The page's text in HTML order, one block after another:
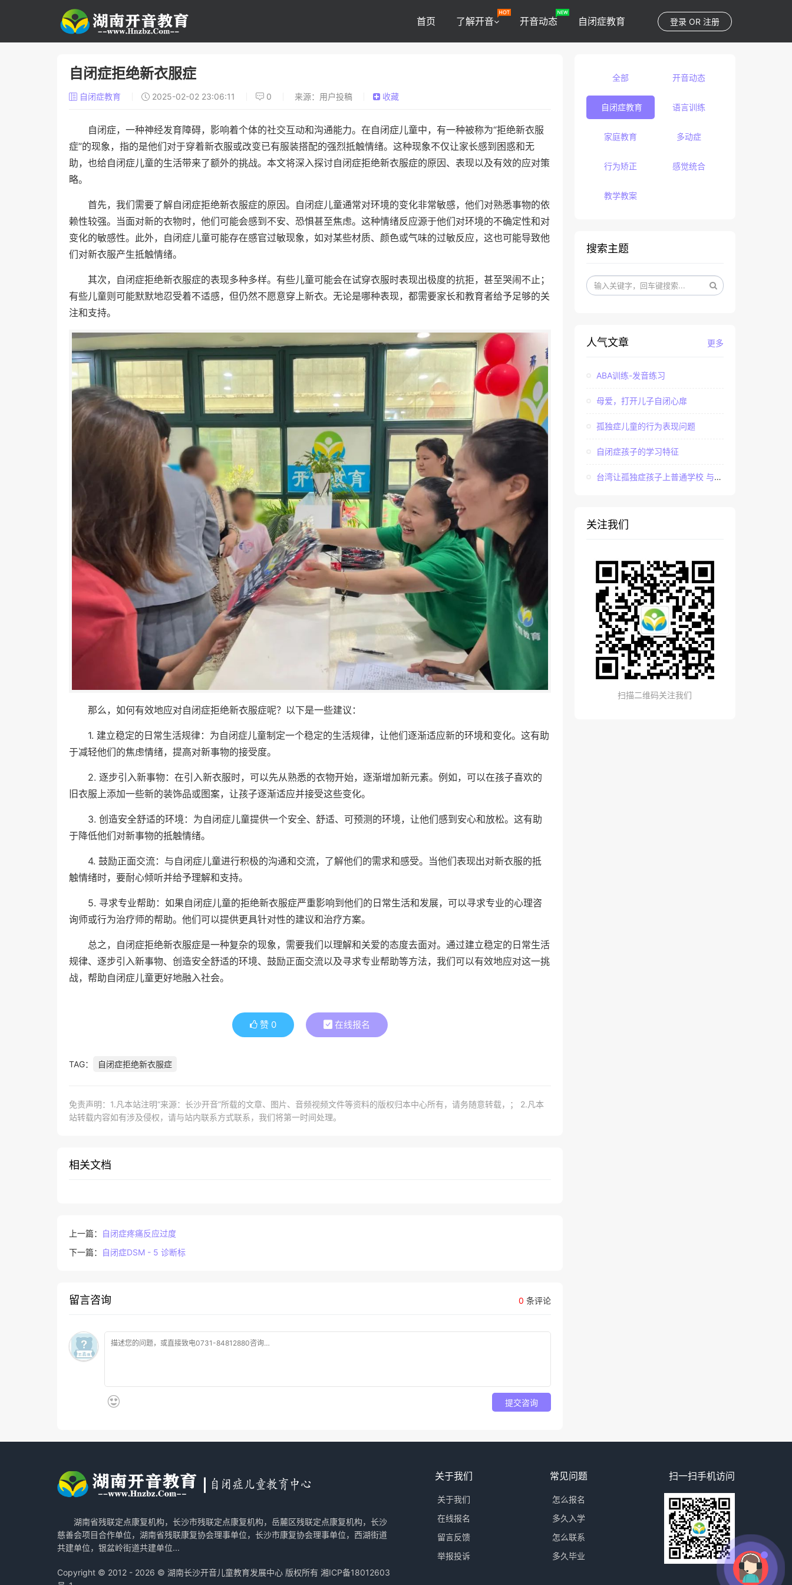
登录 OR 注册
首页 了解开音 开音动态 自闭症教育
自闭症拒绝新衣服症
自闭症教育 2025-02-02 23:06:11 0 来源：用户投稿 收藏
自闭症，一种神经发育障碍，影响着个体的社交互动和沟通能力。在自闭症儿童中，有一种被称为“拒绝新衣服
症”的现象，指的是他们对于穿着新衣服或改变已有服装搭配的强烈抵触情绪。这种现象不仅让家长感到困惑和无
助，也给自闭症儿童的生活带来了额外的挑战。本文将深入探讨自闭症拒绝新衣服症的原因、表现以及有效的应对策
略。
首先，我们需要了解自闭症拒绝新衣服症的原因。自闭症儿童通常对环境的变化非常敏感，他们对熟悉事物的依
赖性较强。当面对新的衣物时，他们可能会感到不安、恐惧甚至焦虑。这种情绪反应源于他们对环境的不确定性和对
变化的敏感性。此外，自闭症儿童可能存在感官过敏现象，如对某些材质、颜色或气味的过敏反应，这也可能导致他
们对新衣服产生抵触情绪。
其次，自闭症拒绝新衣服症的表现多种多样。有些儿童可能会在试穿衣服时表现出极度的抗拒，甚至哭闹不止；
有些儿童则可能默默地忍受着不适感，但仍然不愿意穿上新衣。无论是哪种表现，都需要家长和教育者给予足够的关
注和支持。
那么，如何有效地应对自闭症拒绝新衣服症呢？以下是一些建议：
1. 建立稳定的日常生活规律：为自闭症儿童制定一个稳定的生活规律，让他们逐渐适应新的环境和变化。这有助
于减轻他们的焦虑情绪，提高对新事物的接受度。
2. 逐步引入新事物：在引入新衣服时，可以先从熟悉的衣物开始，逐渐增加新元素。例如，可以在孩子喜欢的
旧衣服上添加一些新的装饰品或图案，让孩子逐渐适应并接受这些变化。
3. 创造安全舒适的环境：为自闭症儿童提供一个安全、舒适、可预测的环境，让他们感到安心和放松。这有助
于降低他们对新事物的抵触情绪。
4. 鼓励正面交流：与自闭症儿童进行积极的沟通和交流，了解他们的需求和感受。当他们表现出对新衣服的抵
触情绪时，要耐心倾听并给予理解和支持。
5. 寻求专业帮助：如果自闭症儿童的拒绝新衣服症严重影响到他们的日常生活和发展，可以寻求专业的心理咨
询师或行为治疗师的帮助。他们可以提供更具针对性的建议和治疗方案。
总之，自闭症拒绝新衣服症是一种复杂的现象，需要我们以理解和关爱的态度去面对。通过建立稳定的日常生活
规律、逐步引入新事物、创造安全舒适的环境、鼓励正面交流以及寻求专业帮助等方法，我们可以有效地应对这一挑
战，帮助自闭症儿童更好地融入社会。
赞 0 在线报名
TAG： 自闭症拒绝新衣服症
免责声明：1.凡本站注明“来源：长沙开音”所载的文章、图片、音频视频文件等资料的版权归本中心所有，请务随意转载，； 2.凡本
站转载内容如有涉及侵权，请与站内联系方式联系，我们将第一时间处理。
相关文档
上一篇：
自闭症疼痛反应过度
下一篇：
自闭症DSM - 5 诊断标
0 条评论
留言咨询
提交咨询
全部 开音动态
自闭症教育 语言训练
家庭教育 多动症
行为矫正 感觉统合
教学教案
搜索主题
更多
人气文章
ABA训练-发音练习
母爱，打开儿子自闭心扉
孤独症儿童的行为表现问题
自闭症孩子的学习特征
台湾让孤独症孩子上普通学校 与社会“融合”
关注我们
扫描二维码关注我们
湖南省残联定点康复机构，长沙市残联定点康复机构，岳麓区残联定点康复机构，长沙
慈善会项目合作单位，湖南省残联康复协会理事单位，长沙市康复协会理事单位，西湖街道
共建单位，银盆岭街道共建单位...
Copyright © 2012 - 2026 © 湖南长沙开音儿童教育发展中心 版权所有 湘ICP备18012603
关于我们
关于我们
在线报名
留言反馈
举报投诉
常见问题
怎么报名
多久入学
怎么联系
多久毕业
扫一扫手机访问